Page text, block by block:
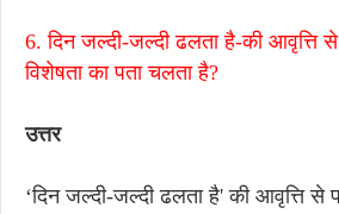
6. दिन जल्दी-जल्दी ढलता है-की आवृत्ति
विशेषता का पता चलता है?
उत्तर
‘दिन जल्दी-जल्दी ढलता है' की आवृत्ति से